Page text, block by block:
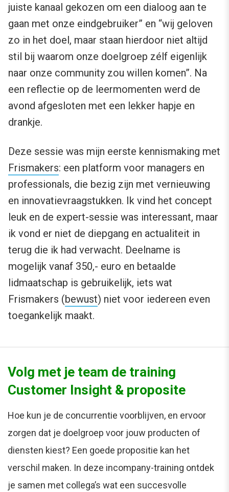
juiste kanaal gekozen om een dialoog aan te
gaan met onze eindgebruiker” en “wij geloven
zo in het doel, maar staan hierdoor niet altijd
stil bij waarom onze doelgroep zélf eigenlijk
naar onze community zou willen komen”. Na
een reflectie op de leermomenten werd de
avond afgesloten met een lekker hapje en
drankje.
Deze sessie was mijn eerste kennismaking met
Frismakers: een platform voor managers en
professionals, die bezig zijn met vernieuwing
en innovatievraagstukken. Ik vind het concept
leuk en de expert-sessie was interessant, maar
ik vond er niet de diepgang en actualiteit in
terug die ik had verwacht. Deelname is
mogelijk vanaf 350,- euro en betaalde
lidmaatschap is gebruikelijk, iets wat
Frismakers (bewust) niet voor iedereen even
toegankelijk maakt.
Volg met je team de training
Customer Insight & proposite
Hoe kun je de concurrentie voorblijven, en ervoor
zorgen dat je doelgroep voor jouw producten of
diensten kiest? Een goede propositie kan het
verschil maken. In deze incompany-training ontdek
je samen met collega’s wat een succesvolle